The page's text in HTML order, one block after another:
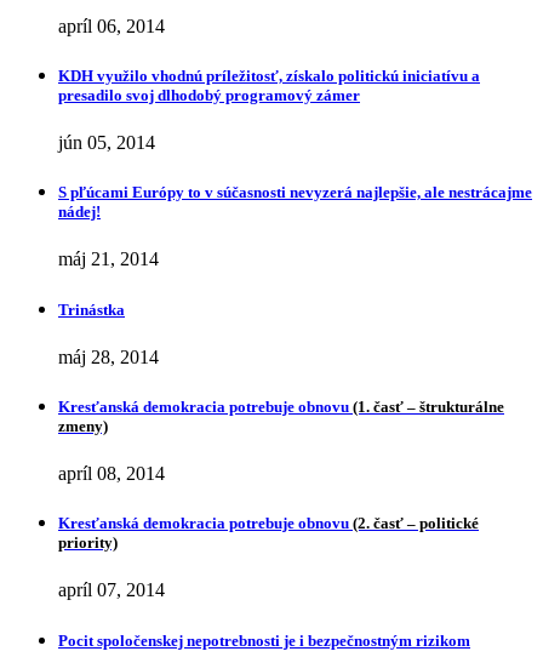
apríl 06, 2014
KDH využilo vhodnú príležitosť, získalo politickú iniciatívu a
presadilo svoj dlhodobý programový zámer
jún 05, 2014
S pľúcami Európy to v súčasnosti nevyzerá najlepšie, ale nestrácajme
nádej!
máj 21, 2014
Trinástka
máj 28, 2014
Kresťanská demokracia potrebuje obnovu (1. časť – štrukturálne
zmeny)
apríl 08, 2014
Kresťanská demokracia potrebuje obnovu (2. časť – politické
priority)
apríl 07, 2014
Pocit spoločenskej nepotrebnosti je i bezpečnostným rizikom